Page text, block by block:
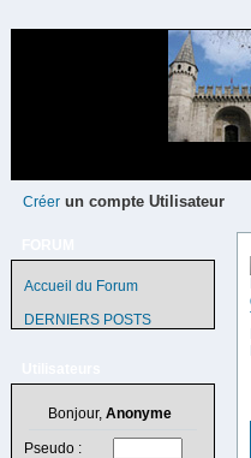
Créer un compte Utilisateur
Accueil du Forum
DERNIERS POSTS
Bonjour, Anonyme
Pseudo :